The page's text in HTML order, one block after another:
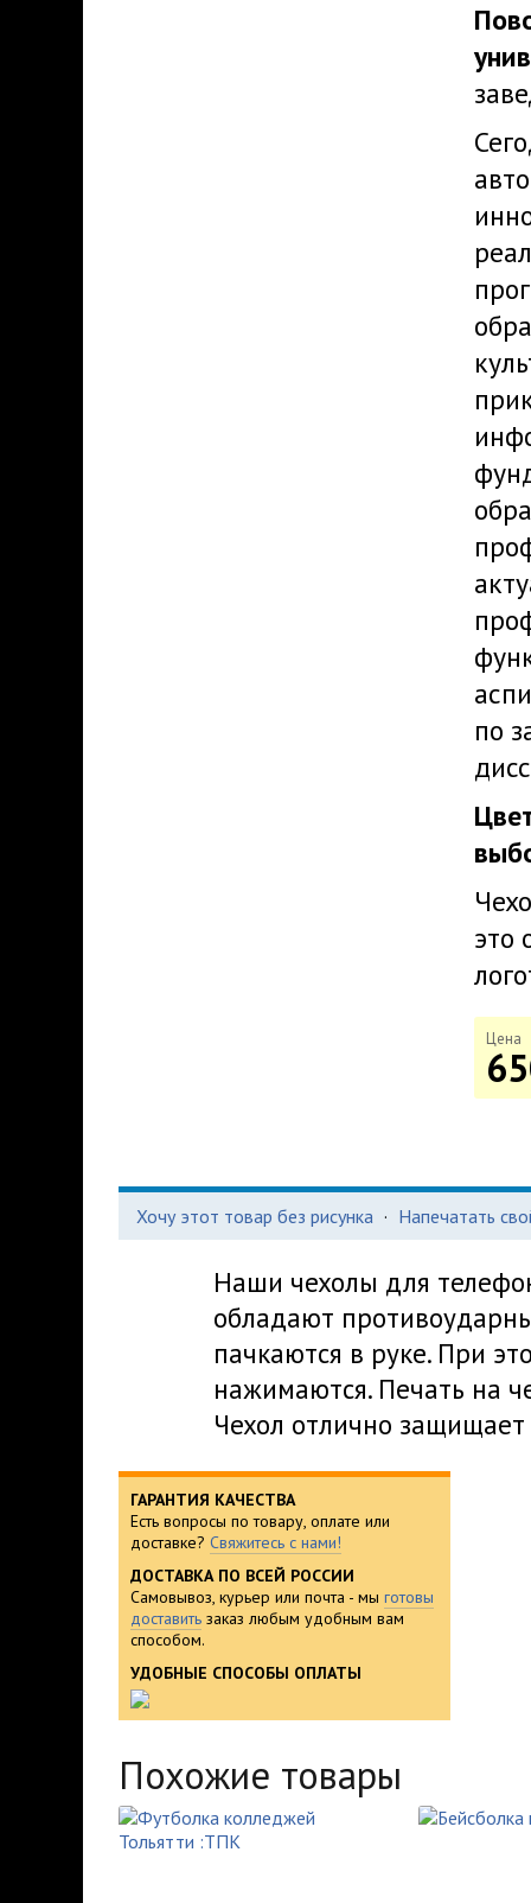
по
это
Цена
Хочу этот товар без рисунка · Напечатать
Наши чехолы для
обладают
пачкаются в руке. При
нажимаются. Печать на
Чехол отлично
ГАРАНТИЯ КАЧЕСТВА
Есть вопросы по товару, оплате или
доставке? Свяжитесь с нами!
ДОСТАВКА ПО ВСЕЙ РОССИИ
Самовывоз, курьер или почта - мы готовы
доставить заказ любым удобным вам
способом.
УДОБНЫЕ СПОСОБЫ ОПЛАТЫ
Похожие товары